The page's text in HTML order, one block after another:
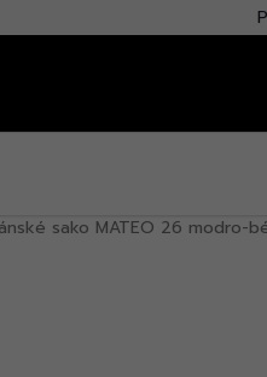
sako MATEO 26 modro-